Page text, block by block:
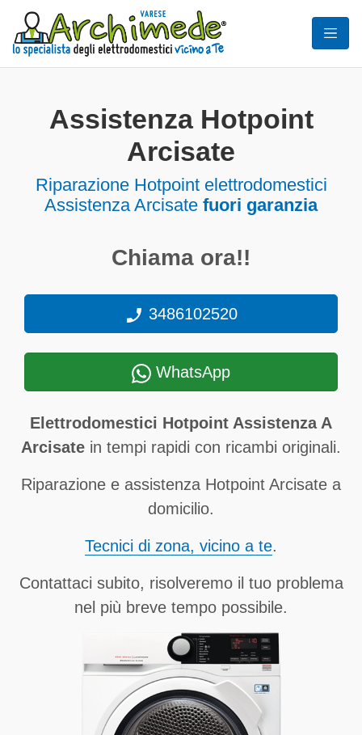
Assistenza Hotpoint
Arcisate
Riparazione Hotpoint elettrodomestici
Assistenza Arcisate fuori garanzia
Chiama ora!!
3486102520
WhatsApp
Elettrodomestici Hotpoint Assistenza A
Arcisate in tempi rapidi con ricambi originali.
Riparazione e assistenza Hotpoint Arcisate a
domicilio.
Tecnici di zona, vicino a te.
Contattaci subito, risolveremo il tuo problema
nel più breve tempo possibile.